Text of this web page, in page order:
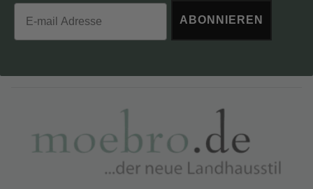
Email
ABONNIEREN